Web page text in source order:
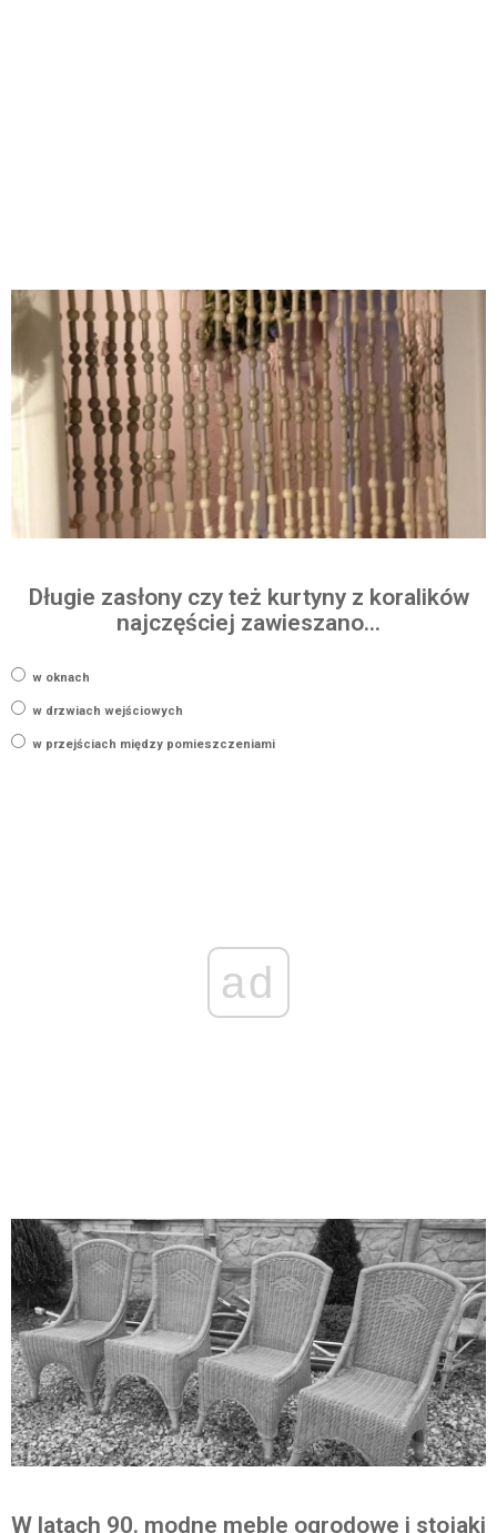
Długie zasłony czy też kurtyny z koralików
najczęściej zawieszano…
w oknach
w drzwiach wejściowych
w przejściach między pomieszczeniami
ad
W latach 90. modne meble ogrodowe i stojaki